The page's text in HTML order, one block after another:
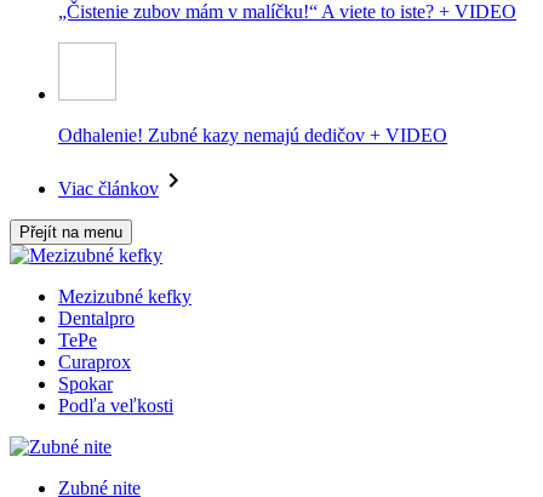
„Čistenie zubov mám v malíčku!“ A viete to iste? + VIDEO
Odhalenie! Zubné kazy nemajú dedičov + VIDEO
Viac článkov
Přejít na menu
Mezizubné kefky
Dentalpro
TePe
Curaprox
Spokar
Podľa veľkosti
Zubné nite